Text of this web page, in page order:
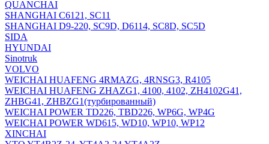
QUANCHAI
SHANGHAI C6121, SC11
SHANGHAI D9-220, SC9D, D6114, SC8D, SC5D
SIDA
HYUNDAI
Sinotruk
VOLVO
WEICHAI HUAFENG 4RMAZG, 4RNSG3, R4105
WEICHAI HUAFENG ZHAZG1, 4100, 4102, ZH4102G41,
ZHBG41, ZHBZG1(турбированный)
WEICHAI POWER TD226, TBD226, WP6G, WP4G
WEICHAI POWER WD615, WD10, WP10, WP12
XINCHAI